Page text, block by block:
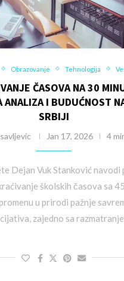
Obrazovanje Tehnologija
ČASOVA NA 30
ANALIZA I BUDUĆNOST
SRBIJI
Jan 17, 2026 4
Dejan Vuk Stanković navodi
školskih časova sa
u prirodi pažnje
zajedno sa